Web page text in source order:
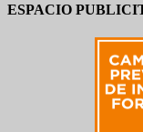
ESPACIO